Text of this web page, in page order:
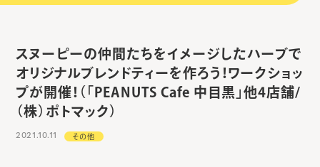
スヌーピーの仲間たちをイメージしたハーブで
オリジナルブレンドティーを作ろう！ワークショッ
プが開催！（「PEANUTS Cafe 中目黒」他4店舗/
（株）ポトマック）
2021.10.11 その他